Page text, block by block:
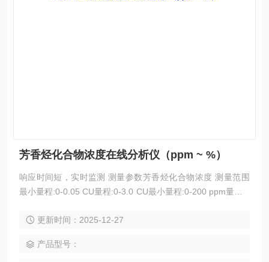
芳香烃化合物浓度在线分析仪（ppm ~ %）
响应时间短，实时监测 测量参数芳香烃化合物浓度 测量范围
最小量程:0-0.05 CU量程:0-3.0 CU最小量程:0-200 ppm量程:0
业，双氧水行业，炼油行业，电子半导体，氯碱化工，食品生
更新时间：2025-12-27
产品型号：